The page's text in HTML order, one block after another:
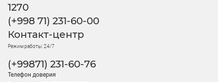
1270
(+998 71) 231-60-00
Контакт-центр
Режим работы: 24/7
(+99871) 231-60-76
Телефон доверия